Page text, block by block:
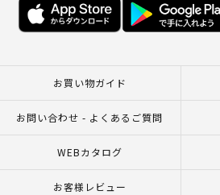
お買い物ガイド
お問い合わせ - よくあるご質問
WEBカタログ
お客様レビュー